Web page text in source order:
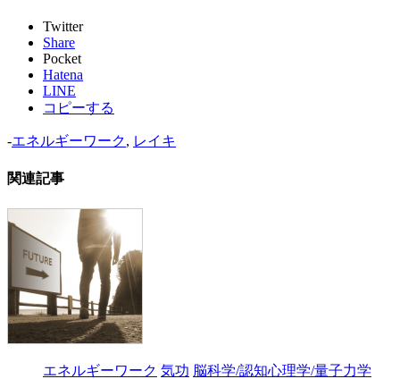
Twitter
Share
Pocket
Hatena
LINE
コピーする
-エネルギーワーク, レイキ
関連記事
エネルギーワーク 気功 脳科学/認知心理学/量子力学